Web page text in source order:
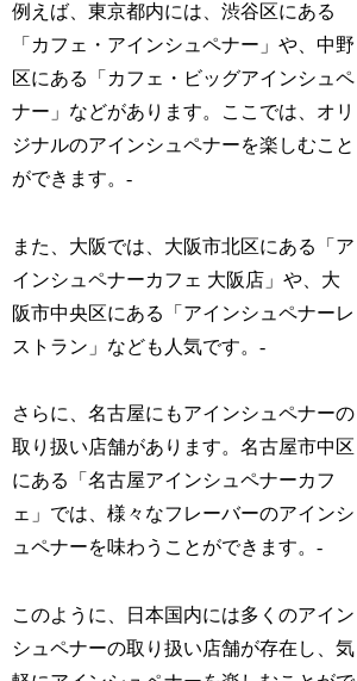
例えば、東京都内には、渋谷区にある
「カフェ・アインシュペナー」や、中野
区にある「カフェ・ビッグアインシュペ
ナー」などがあります。ここでは、オリ
ジナルのアインシュペナーを楽しむこと
ができます。-
また、大阪では、大阪市北区にある「ア
インシュペナーカフェ 大阪店」や、大
阪市中央区にある「アインシュペナーレ
ストラン」なども人気です。-
さらに、名古屋にもアインシュペナーの
取り扱い店舗があります。名古屋市中区
にある「名古屋アインシュペナーカフ
ェ」では、様々なフレーバーのアインシ
ュペナーを味わうことができます。-
このように、日本国内には多くのアイン
シュペナーの取り扱い店舗が存在し、気